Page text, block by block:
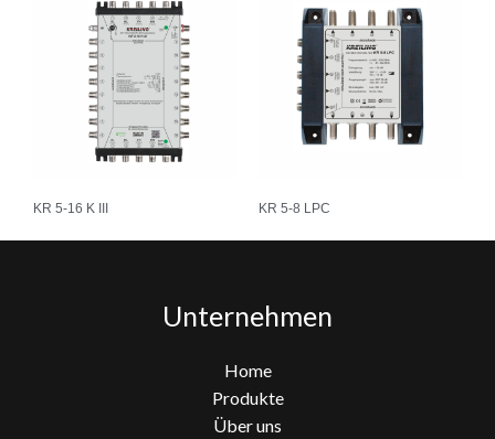
KR 5-16 K III KR 5-8 LPC
Unternehmen
Home
Produkte
Über uns